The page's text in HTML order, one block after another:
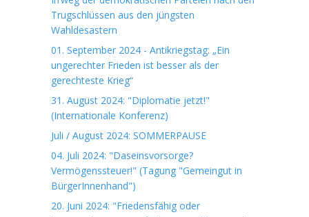
Trugschlüssen aus den jüngsten
Wahldesastern
01. September 2024 - Antikriegstag: „Ein
ungerechter Frieden ist besser als der
gerechteste Krieg“
31. August 2024: "Diplomatie jetzt!"
(Internationale Konferenz)
Juli / August 2024: SOMMERPAUSE
04. Juli 2024: "Daseinsvorsorge?
Vermögenssteuer!" (Tagung "Gemeingut in
BürgerInnenhand")
20. Juni 2024: "Friedensfähig oder